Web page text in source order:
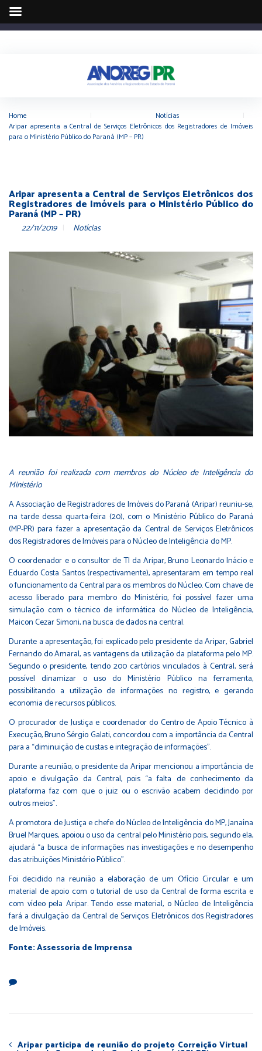
Home Notícias
Aripar apresenta a Central de Serviços Eletrônicos dos Registradores de Imóveis
para o Ministério Público do Paraná (MP – PR)
Aripar apresenta a Central de Serviços Eletrônicos dos
Registradores de Imóveis para o Ministério Público do
Paraná (MP – PR)
22/11/2019 Notícias
A reunião foi realizada com membros do Núcleo de Inteligência do
Ministério
A Associação de Registradores de Imóveis do Paraná (Aripar) reuniu-se,
na tarde dessa quarta-feira (20), com o Ministério Público do Paraná
(MP-PR) para fazer a apresentação da Central de Serviços Eletrônicos
dos Registradores de Imóveis para o Núcleo de Inteligência do MP.
O coordenador e o consultor de TI da Aripar, Bruno Leonardo Inácio e
Eduardo Costa Santos (respectivamente), apresentaram em tempo real
o funcionamento da Central para os membros do Núcleo. Com chave de
acesso liberado para membro do Ministério, foi possível fazer uma
simulação com o técnico de informática do Núcleo de Inteligência,
Maicon Cezar Simoni, na busca de dados na central.
Durante a apresentação, foi explicado pelo presidente da Aripar, Gabriel
Fernando do Amaral, as vantagens da utilização da plataforma pelo MP.
Segundo o presidente, tendo 200 cartórios vinculados à Central, será
possível dinamizar o uso do Ministério Público na ferramenta,
possibilitando a utilização de informações no registro, e gerando
economia de recursos públicos.
O procurador de Justiça e coordenador do Centro de Apoio Técnico à
Execução, Bruno Sérgio Galati, concordou com a importância da Central
para a “diminuição de custas e integração de informações”.
Durante a reunião, o presidente da Aripar mencionou a importância de
apoio e divulgação da Central, pois “a falta de conhecimento da
plataforma faz com que o juiz ou o escrivão acabem decidindo por
outros meios”.
A promotora de Justiça e chefe do Núcleo de Inteligência do MP, Janaína
Bruel Marques, apoiou o uso da central pelo Ministério pois, segundo ela,
ajudará “a busca de informações nas investigações e no desempenho
das atribuições Ministério Público”.
Foi decidido na reunião a elaboração de um Ofício Circular e um
material de apoio com o tutorial de uso da Central de forma escrita e
com vídeo pela Aripar. Tendo esse material, o Núcleo de Inteligência
fará a divulgação da Central de Serviços Eletrônicos dos Registradores
de Imóveis.
Fonte: Assessoria de Imprensa
Aripar participa de reunião do projeto Correição Virtual